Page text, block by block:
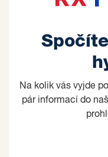
Na kolik vás vyjde
pár informací do